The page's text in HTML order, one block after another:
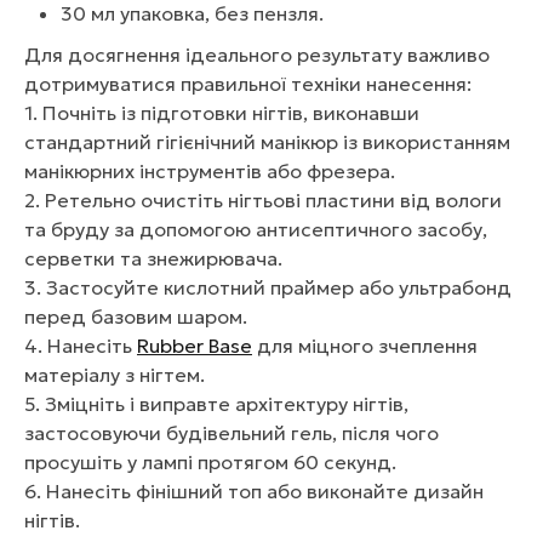
30 мл упаковка, без пензля.
Для досягнення ідеального результату важливо
дотримуватися правильної техніки нанесення:
1. Почніть із підготовки нігтів, виконавши
стандартний гігієнічний манікюр із використанням
манікюрних інструментів або фрезера.
2. Ретельно очистіть нігтьові пластини від вологи
та бруду за допомогою антисептичного засобу,
серветки та знежирювача.
3. Застосуйте кислотний праймер або ультрабонд
перед базовим шаром.
4. Нанесіть Rubber Base для міцного зчеплення
матеріалу з нігтем.
5. Зміцніть і виправте архітектуру нігтів,
застосовуючи будівельний гель, після чого
просушіть у лампі протягом 60 секунд.
6. Нанесіть фінішний топ або виконайте дизайн
нігтів.